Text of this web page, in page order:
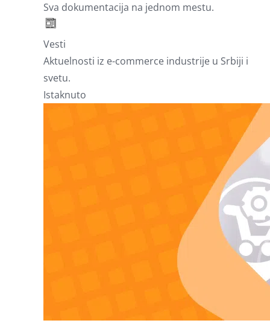
Sva dokumentacija na jednom mestu.
Vesti
Aktuelnosti iz e-commerce industrije u Srbiji i
svetu.
Istaknuto